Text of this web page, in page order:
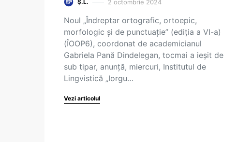
Ș.L. 2 octombrie 2024
Noul „Îndreptar ortografic, ortoepic,
morfologic şi de punctuaţie” (ediţia a VI-a)
(ÎOOP6), coordonat de academicianul
Gabriela Pană Dindelegan, tocmai a ieşit de
sub tipar, anunţă, miercuri, Institutul de
Lingvistică „Iorgu…
Vezi articolul